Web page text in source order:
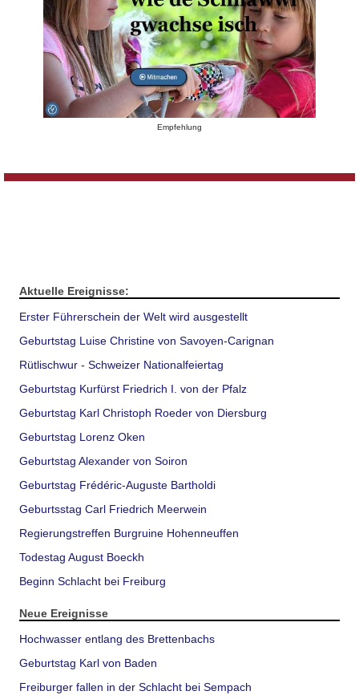
Empfehlung
Aktuelle Ereignisse:
Erster Führerschein der Welt wird ausgestellt
Geburtstag Luise Christine von Savoyen-Carignan
Rütlischwur - Schweizer Nationalfeiertag
Geburtstag Kurfürst Friedrich I. von der Pfalz
Geburtstag Karl Christoph Roeder von Diersburg
Geburtstag Lorenz Oken
Geburtstag Alexander von Soiron
Geburtstag Frédéric-Auguste Bartholdi
Geburtsstag Carl Friedrich Meerwein
Regierungstreffen Burgruine Hohenneuffen
Todestag August Boeckh
Beginn Schlacht bei Freiburg
Neue Ereignisse
Hochwasser entlang des Brettenbachs
Geburtstag Karl von Baden
Freiburger fallen in der Schlacht bei Sempach